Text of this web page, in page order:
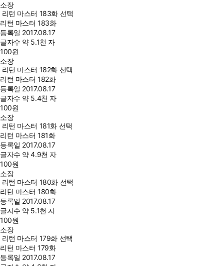
소장
리턴 마스터 183화 선택
리턴 마스터 183화
등록일 2017.08.17
글자수 약 5.1천 자
100원
소장
리턴 마스터 182화 선택
리턴 마스터 182화
등록일 2017.08.17
글자수 약 5.4천 자
100원
소장
리턴 마스터 181화 선택
리턴 마스터 181화
등록일 2017.08.17
글자수 약 4.9천 자
100원
소장
리턴 마스터 180화 선택
리턴 마스터 180화
등록일 2017.08.17
글자수 약 5.1천 자
100원
소장
리턴 마스터 179화 선택
리턴 마스터 179화
등록일 2017.08.17